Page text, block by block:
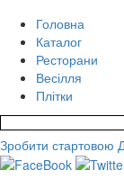
Головна
Каталог
Ресторани
Весілля
Плітки
Зробити стартовою